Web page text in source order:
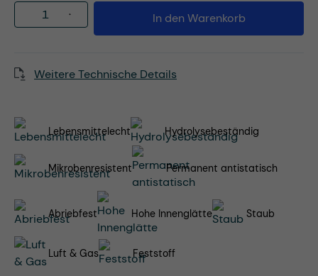
Produkt Anzahl: Gib den gewünschten
In den Warenkorb
Weitere Technische Details
Lebensmittelecht Hydrolysebeständig
Mikrobenresistent Permanent antistatisch
Abriebfest Hohe Innenglätte Staub
Luft & Gas Feststoff